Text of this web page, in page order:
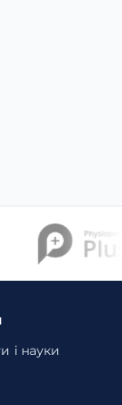
і науки